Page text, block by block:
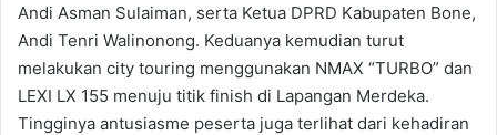
Andi Asman Sulaiman, serta Ketua DPRD Kabupaten Bone,
Andi Tenri Walinonong. Keduanya kemudian turut
melakukan city touring menggunakan NMAX “TURBO” dan
LEXI LX 155 menuju titik finish di Lapangan Merdeka.
Tingginya antusiasme peserta juga terlihat dari kehadiran